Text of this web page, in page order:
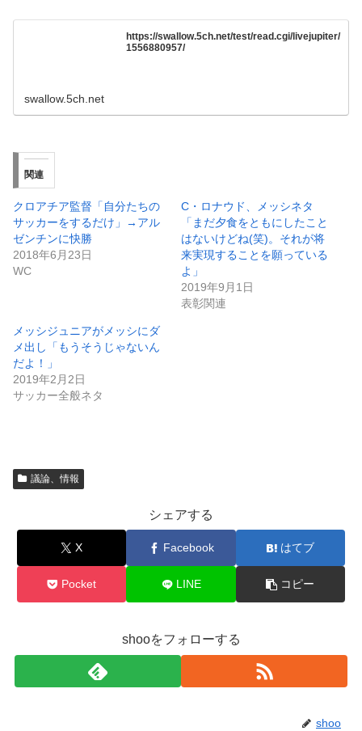
https://swallow.5ch.net/test/read.cgi/livejupiter/
1556880957/
swallow.5ch.net
関連
クロアチア監督「自分たちの
サッカーをするだけ」→アル
ゼンチンに快勝
2018年6月23日
WC
C・ロナウド、メッシネタ
「まだ夕食をともにしたこと
はないけどね(笑)。それが将
来実現することを願っている
よ」
2019年9月1日
表彰関連
メッシジュニアがメッシにダ
メ出し「もうそうじゃないん
だよ！」
2019年2月2日
サッカー全般ネタ
議論、情報
シェアする
X Facebook はてブ
Pocket LINE コピー
shooをフォローする
shoo